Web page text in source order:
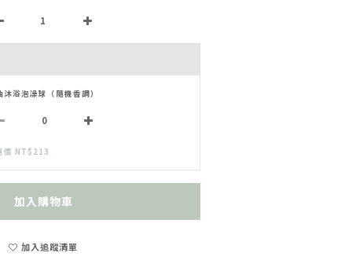
沐浴泡澡球（隨機香調）
價 NT$213
加入購物車
加入追蹤清單